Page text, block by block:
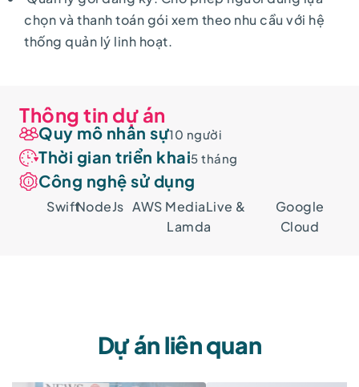
chọn và thanh toán gói xem theo nhu cầu với hệ
thống quản lý linh hoạt.
Thông tin dự án
Quy mô nhân sự10 người
Thời gian triển khai5 tháng
Công nghệ sử dụng
SwiftNodeJs AWS MediaLive &
Lamda
Google
Cloud
Dự án liên quan